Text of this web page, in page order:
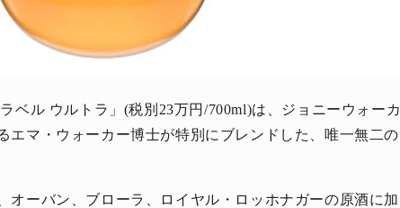
ベル ウルトラ」(税別23万円/700ml)は、ジョニーウォーカ
エマ・ウォーカー博士が特別にブレンドした、唯一無二の
オーバン、ブローラ、ロイヤル・ロッホナガーの原酒に加